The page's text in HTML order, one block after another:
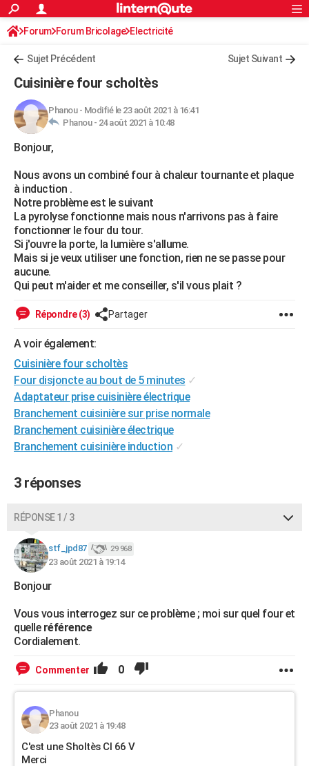
ACTUALITÉS
Politique
Société
Faits Divers
Education
Monde
Villes
+
FINANCE
Retraite
Impôts
Epargne
Immobilier
Risques naturels par ville
Banque
Assurance
Crédit
AUTO
Essais
Réserver un essai
Citadines
Berlines
SUV
Forum auto
+HIGH-TECH
Mobiles
Meilleur smartphone
Internet
Ordinateurs
Jeux vidéo
Guide high-tech
+BRICOLAGE
Forum
Aménagement intérieur
Extérieur
Cuisine
Salle de bains
Jardinage
Rangement
WEEK-END
Guides de France
Escapades
Patrimoine
Expositions
Musées
Week-end nature
+LIFESTYLE
Art de vivre
Modes de vie
SANTE
Alimentation
Guide de la santé
Maladies
Médicaments
Sommeil
Destinations
City break
Voyage nature
Voyage de noces
Forum
Climat
BONS PLANS
CARTE DE VOEUX
Carte de Noël
Carte Bonne année
Carte Saint-Valentin
Carte Pâques
Carte d'anniversaire
DICTIONNAIRE
COPAINS D'AVANT
S'inscrire
Se connecter
Lycées
Collèges
Primaires
Universités
Entreprises
Service militaire
Avis de recherche
AVIS DE DÉCÈS
FORUM
Bricolage
Lifestyle
Culture
Sport
Auto
Television
Voyage
Cinema
S'inscrire
Connexion
Forum Forum Bricolage Electricité
Sujet Précédent Sujet Suivant
Cuisinière four scholtès
Phanou- Modifié le 23 août 2021 à 16:41
Phanou - 24 août 2021 à 10:48
Bonjour,
Nous avons un combiné four à chaleur tournante et plaque
à induction .
Notre problème est le suivant
La pyrolyse fonctionne mais nous n'arrivons pas à faire
fonctionner le four du tour.
Si j'ouvre la porte, la lumière s'allume.
Mais si je veux utiliser une fonction, rien ne se passe pour
aucune.
Qui peut m'aider et me conseiller, s'il vous plait ?
Répondre (3) Partager
A voir également:
Cuisinière four scholtès
Four disjoncte au bout de 5 minutes ✓
Adaptateur prise cuisinière électrique
Branchement cuisinière sur prise normale
Branchement cuisinière électrique
Branchement cuisinière induction ✓
3 réponses
RÉPONSE 1 / 3
stf_jpd87 29 968
23 août 2021 à 19:14
Bonjour
Vous vous interrogez sur ce problème ; moi sur quel four et
quelle référence
Cordialement.
Commenter 0
Phanou
23 août 2021 à 19:48
C'est une Sholtès CI 66 V
Merci